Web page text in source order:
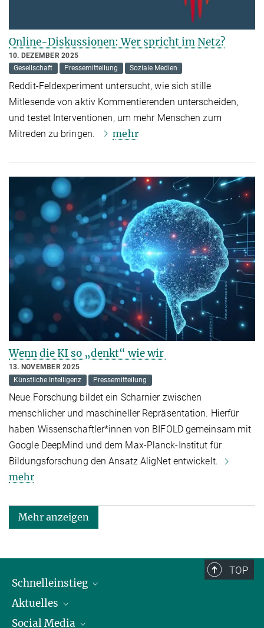
Online-Diskussionen: Wer spricht im Netz?
10. DEZEMBER 2025
Gesellschaft
Pressemitteilung Soziale Medien
Reddit-Feldexperiment untersucht, wie sich stille
Mitlesende von aktiv Kommentierenden unterscheiden,
und testet Interventionen, um mehr Menschen zum
Mitreden zu bringen.
mehr
Wenn die KI so „denkt“ wie wir
13. NOVEMBER 2025
Künstliche Intelligenz
Pressemitteilung
Neue Forschung bildet ein Scharnier zwischen
menschlicher und maschineller Repräsentation. Hierfür
haben Wissenschaftler*innen von BIFOLD gemeinsam mit
Google DeepMind und dem Max-Planck-Institut für
Bildungsforschung den Ansatz AligNet entwickelt.
mehr
Mehr anzeigen
TOP
Schnelleinstieg
Personen
Pressebereich
Aktuelles
Stellenangebote
Social Media